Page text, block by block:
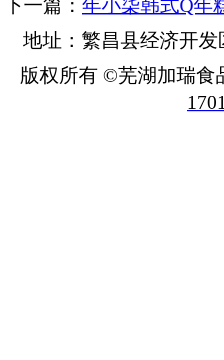
下一篇： 年小柒韩式Q年
地址：繁昌县经济开
版权所有 ©芜湖加瑞